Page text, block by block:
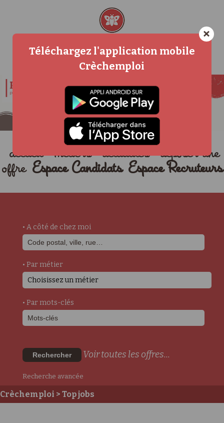
accueil métiers actualités
déposer une
offre Espace Candidats Espace Recruteurs
• A côté de chez moi
• Par métier
Choisissez un métier
• Par mots-clés
Rechercher Voir toutes les offres...
Recherche avancée
Crèchemploi > Top jobs
×
Téléchargez l'application mobile
Crèchemploi